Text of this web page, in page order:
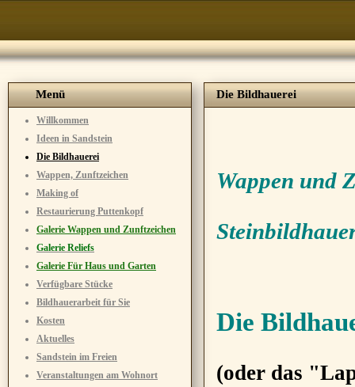
Menü
Willkommen
Ideen in Sandstein
Die Bildhauerei
Wappen, Zunftzeichen
Making of
Restaurierung Puttenkopf
Galerie Wappen und Zunftzeichen
Galerie Reliefs
Galerie Für Haus und Garten
Verfügbare Stücke
Bildhauerarbeit für Sie
Kosten
Aktuelles
Sandstein im Freien
Veranstaltungen am Wohnort
Die Bildhauerei
Wappen und
Die
(oder das